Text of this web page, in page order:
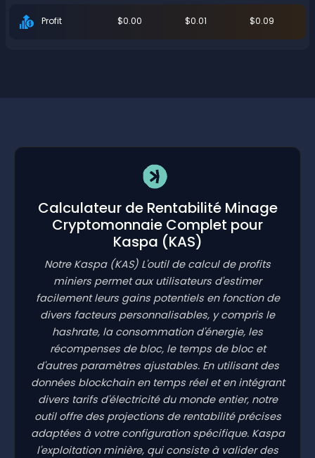
Profit $0.00 $0.01 $0.09
Calculateur de Rentabilité Minage
Cryptomonnaie Complet pour
Kaspa (KAS)
Notre Kaspa (KAS) L'outil de calcul de profits
miniers permet aux utilisateurs d'estimer
facilement leurs gains potentiels en fonction de
divers facteurs personnalisables, y compris le
hashrate, la consommation d'énergie, les
récompenses de bloc, le temps de bloc et
d'autres paramètres ajustables. En utilisant des
données blockchain en temps réel et en intégrant
divers tarifs d'électricité du monde entier, notre
outil offre des projections de rentabilité précises
adaptées à votre configuration spécifique. Kaspa
l'exploitation minière, qui consiste à valider des